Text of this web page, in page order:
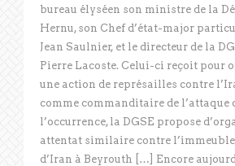
bureau élyséen son ministre de la
Hernu, son Chef d’état-major
Jean Saulnier, et le directeur de la
Pierre Lacoste. Celui-ci reçoit pour
une action de représailles contre
comme commanditaire de l’attaque
l’occurrence, la DGSE propose
attentat similaire contre l’immeuble
d’Iran à Beyrouth […] Encore